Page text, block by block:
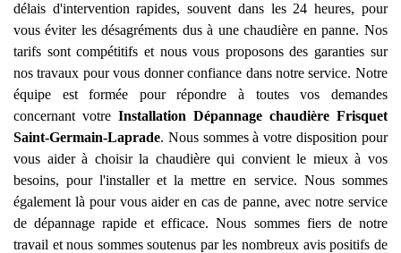
délais d'intervention rapides, souvent dans les 24 heures, pour
vous éviter les désagréments dus à une chaudière en panne. Nos
tarifs sont compétitifs et nous vous proposons des garanties sur
nos travaux pour vous donner confiance dans notre service. Notre
équipe est formée pour répondre à toutes vos demandes
concernant votre Installation Dépannage chaudière Frisquet
Saint-Germain-Laprade. Nous sommes à votre disposition pour
vous aider à choisir la chaudière qui convient le mieux à vos
besoins, pour l'installer et la mettre en service. Nous sommes
également là pour vous aider en cas de panne, avec notre service
de dépannage rapide et efficace. Nous sommes fiers de notre
travail et nous sommes soutenus par les nombreux avis positifs de